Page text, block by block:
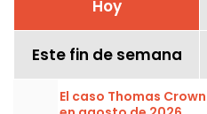
Hoy
Este fin de semana
El caso Thomas